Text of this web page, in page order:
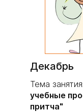
Декабрь
Тема занятия:
учебные
притча"